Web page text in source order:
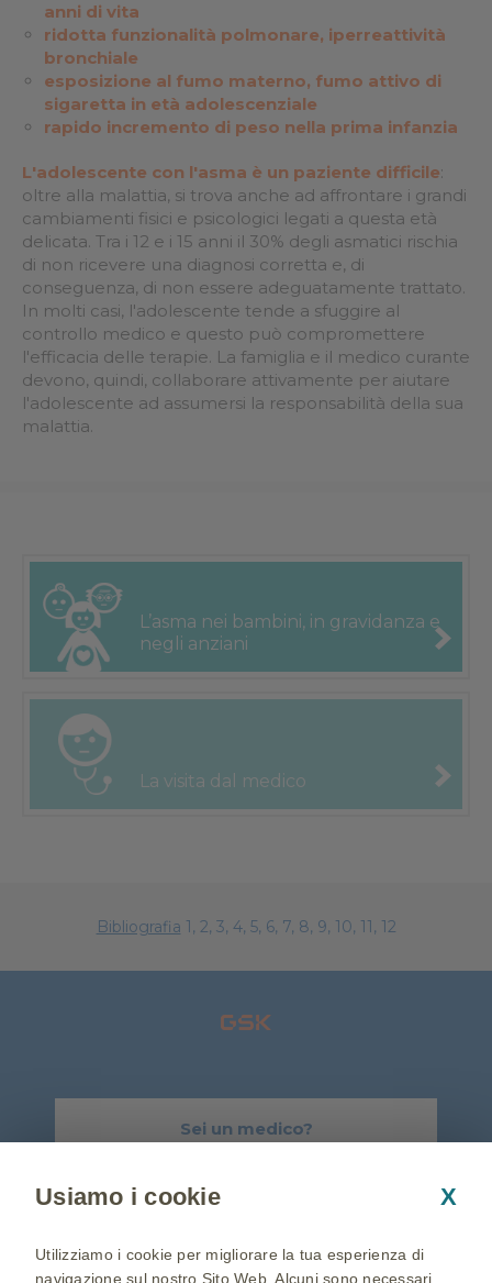
anni di vita
ridotta funzionalità polmonare, iperreattività
bronchiale
esposizione al fumo materno, fumo attivo di
sigaretta in età adolescenziale
rapido incremento di peso nella prima infanzia
L'adolescente con l'asma è un paziente difficile:
oltre alla malattia, si trova anche ad affrontare i grandi
cambiamenti fisici e psicologici legati a questa età
delicata. Tra i 12 e i 15 anni il 30% degli asmatici rischia
di non ricevere una diagnosi corretta e, di
conseguenza, di non essere adeguatamente trattato.
In molti casi, l'adolescente tende a sfuggire al
controllo medico e questo può compromettere
l'efficacia delle terapie. La famiglia e il medico curante
devono, quindi, collaborare attivamente per aiutare
l'adolescente ad assumersi la responsabilità della sua
malattia.
L’asma nei bambini, in gravidanza e
negli anziani
La visita dal medico
Bibliografia 1, 2, 3, 4, 5, 6, 7, 8, 9, 10, 11, 12
Sei un medico?
Cookie Policy Condizioni di utilizzo
Usiamo i cookie X
Utilizziamo i cookie per migliorare la tua esperienza di
navigazione sul nostro Sito Web. Alcuni sono necessari